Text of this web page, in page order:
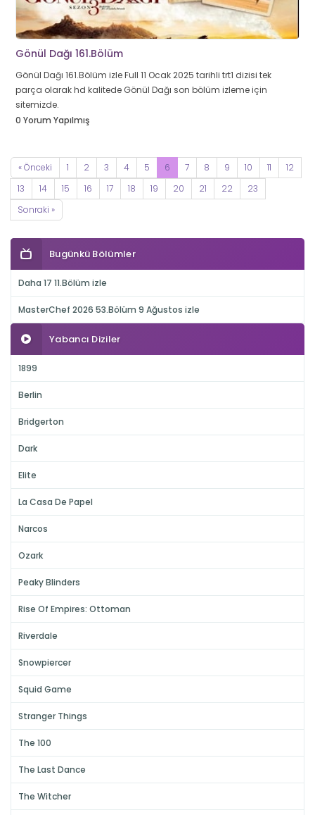
Gönül Dağı 161.Bölüm
Gönül Dağı 161.Bölüm izle Full 11 Ocak 2025 tarihli trt1 dizisi tek
parça olarak hd kalitede Gönül Dağı son bölüm izleme için
sitemizde.
0 Yorum Yapılmış
« Önceki 1 2 3 4 5 6 7 8 9 10 11
12
13
14 15 16 17 18 19 20 21 22
23
Sonraki »
Bugünkü Bölümler
Daha 17 11.Bölüm izle
MasterChef 2026 53.Bölüm 9 Ağustos izle
Yabancı Diziler
1899
Berlin
Bridgerton
Dark
Elite
La Casa De Papel
Narcos
Ozark
Peaky Blinders
Rise Of Empires: Ottoman
Riverdale
Snowpiercer
Squid Game
Stranger Things
The 100
The Last Dance
The Witcher